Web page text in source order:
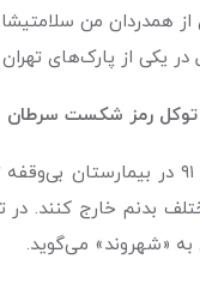
همدردان من
یکی از پارک‌های
توکل رمز شکست سرطان
از‌ سال ٧٨ تا ٩١ در
بدنم خارج کنند. در
«شهروند» می‌گوید.